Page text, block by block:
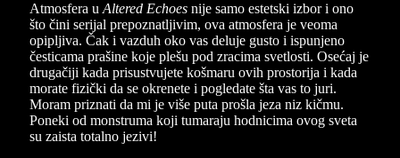
Atmosfera u Altered Echoes nije samo estetski izbor i ono
što čini serijal prepoznatljivim, ova atmosfera je veoma
opipljiva. Čak i vazduh oko vas deluje gusto i ispunjeno
česticama prašine koje plešu pod zracima svetlosti. Osećaj je
drugačiji kada prisustvujete košmaru ovih prostorija i kada
morate fizički da se okrenete i pogledate šta vas to juri.
Moram priznati da mi je više puta prošla jeza niz kičmu.
Poneki od monstruma koji tumaraju hodnicima ovog sveta
su zaista totalno jezivi!